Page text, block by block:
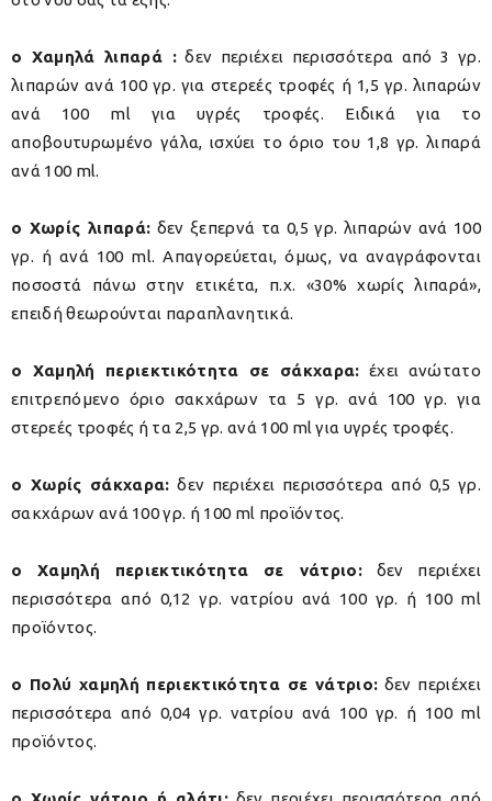
o Χαμηλά λιπαρά :δεν περιέχει περισσότερα από 3 γρ.
λιπαρών ανά 100 γρ. για στερεές τροφές ή 1,5 γρ. λιπαρών
ανά 100 ml για υγρές τροφές. Ειδικά για το
αποβουτυρωμένο γάλα, ισχύει το όριο του 1,8 γρ. λιπαρά
ανά 100 ml.
o Χωρίς λιπαρά: δεν ξεπερνά τα 0,5 γρ. λιπαρών ανά 100
γρ. ή ανά 100 ml. Απαγορεύεται, όμως, να αναγράφονται
ποσοστά πάνω στην ετικέτα, π.χ. «30% χωρίς λιπαρά»,
επειδή θεωρούνται παραπλανητικά.
o Χαμηλή περιεκτικότητα σε σάκχαρα: έχει ανώτατο
επιτρεπόμενο όριο σακχάρων τα 5 γρ. ανά 100 γρ. για
στερεές τροφές ή τα 2,5 γρ. ανά 100 ml για υγρές τροφές.
o Χωρίς σάκχαρα: δεν περιέχει περισσότερα από 0,5 γρ.
σακχάρων ανά 100 γρ. ή 100 ml προϊόντος.
o Χαμηλή περιεκτικότητα σε νάτριο:δεν περιέχει
περισσότερα από 0,12 γρ. νατρίου ανά 100 γρ. ή 100 ml
προϊόντος.
o Πολύ χαμηλή περιεκτικότητα σε νάτριο: δεν περιέχει
περισσότερα από 0,04 γρ. νατρίου ανά 100 γρ. ή 100 ml
προϊόντος.